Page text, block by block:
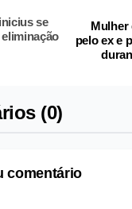
se
Mulher
pelo ex e
(0)
comentário